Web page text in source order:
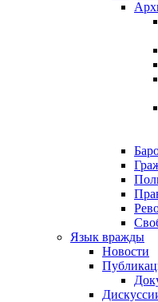
Язык вражды
Новости